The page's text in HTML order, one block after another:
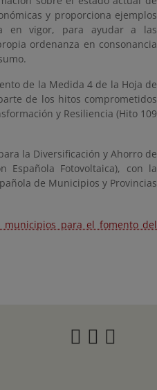
y proporciona ejemplos
en vigor, para ayudar a las
ordenanza en consonancia
de la Medida 4 de la Hoja de
de los hitos comprometidos
y Resiliencia (Hito 109
la Diversificación y Ahorro de
Española Fotovoltaica), con la
de Municipios y Provincias
municipios para el fomento del